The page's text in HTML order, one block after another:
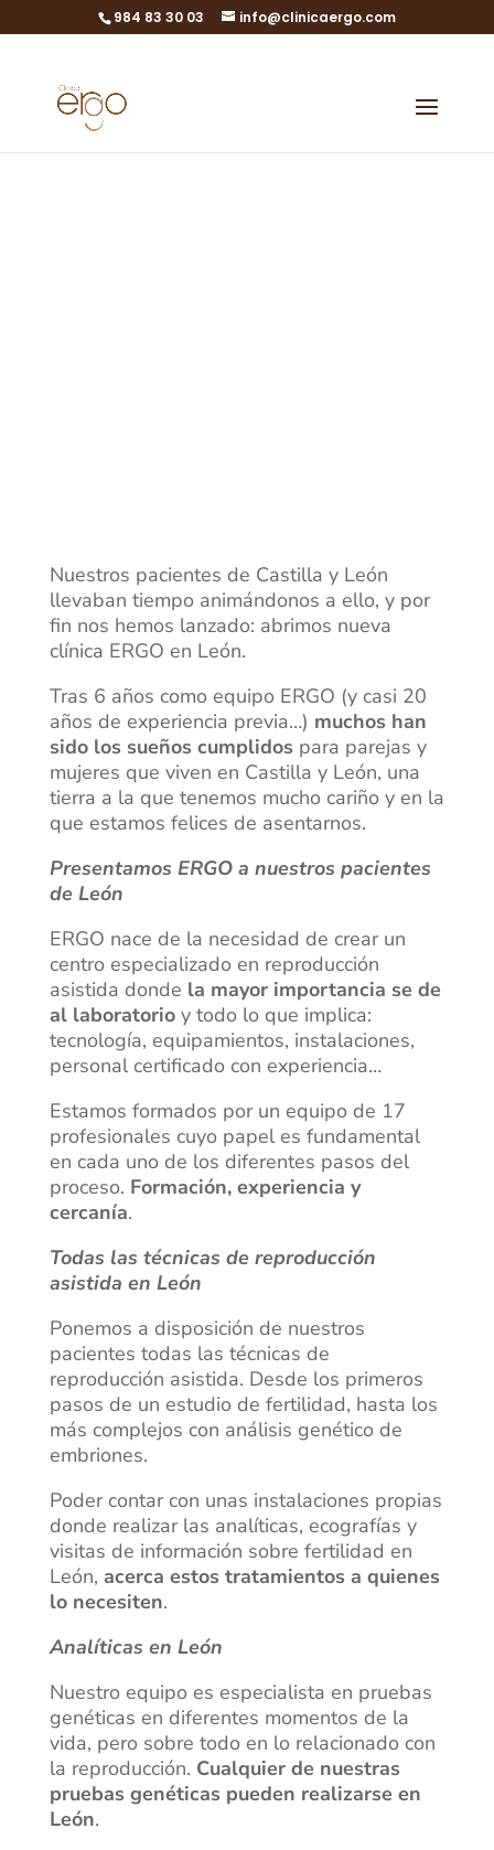
984 83 30 03 info@clinicaergo.com
Nuestros pacientes de Castilla y León
llevaban tiempo animándonos a ello, y por
fin nos hemos lanzado: abrimos nueva
clínica ERGO en León.
Tras 6 años como equipo ERGO (y casi 20
años de experiencia previa…) muchos han
sido los sueños cumplidos para parejas y
mujeres que viven en Castilla y León, una
tierra a la que tenemos mucho cariño y en la
que estamos felices de asentarnos.
Presentamos ERGO a nuestros pacientes
de León
ERGO nace de la necesidad de crear un
centro especializado en reproducción
asistida donde la mayor importancia se de
al laboratorioy todo lo que implica:
tecnología, equipamientos, instalaciones,
personal certificado con experiencia…
Estamos formados por un equipo de 17
profesionales cuyo papel es fundamental
en cada uno de los diferentes pasos del
proceso. Formación, experiencia y
cercanía.
Todas las técnicas de reproducción
asistida en León
Ponemos a disposición de nuestros
pacientes todas las técnicas de
reproducción asistida. Desde los primeros
pasos de un estudio de fertilidad, hasta los
más complejos con análisis genético de
embriones.
Poder contar con unas instalaciones propias
donde realizar las analíticas, ecografías y
visitas de información sobre fertilidad en
León, acerca estos tratamientos a quienes
lo necesiten.
Analíticas en León
Nuestro equipo es especialista en pruebas
genéticas en diferentes momentos de la
vida, pero sobre todo en lo relacionado con
la reproducción. Cualquier de nuestras
pruebas genéticas pueden realizarse en
León.